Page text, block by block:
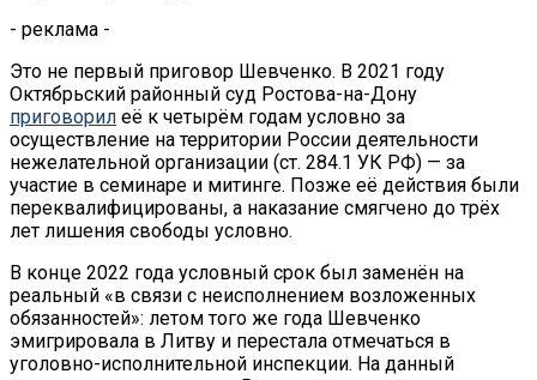
- реклама -
Это не первый приговор Шевченко. В 2021 году
Октябрьский районный суд Ростова-на-Дону
приговорил её к четырём годам условно за
осуществление на территории России деятельности
нежелательной организации (ст. 284.1 УК РФ) — за
участие в семинаре и митинге. Позже её действия были
переквалифицированы, а наказание смягчено до трёх
лет лишения свободы условно.
В конце 2022 года условный срок был заменён на
реальный «в связи с неисполнением возложенных
обязанностей»: летом того же года Шевченко
эмигрировала в Литву и перестала отмечаться в
уголовно-исполнительной инспекции. На данный